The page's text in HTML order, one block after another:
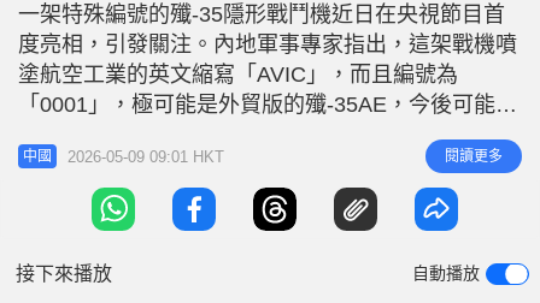
3
8
%
n
-
P
i
c
t
e
一架特殊編號的殲-35隱形戰鬥機近日在央視節目首
度亮相，引發關注。內地軍事專家指出，這架戰機噴
塗航空工業的英文縮寫「AVIC」，而且編號為
「0001」，極可能是外貿版的殲-35AE，今後可能在
國際軍用市場上，成為美國F-35的有力競爭對手。
央廣網引述軍事評論員傅前哨表示，這架特殊的
殲-35跟過去的殲-35A或者殲-35有一定的區別。它的
前起落架支柱比較細，並且是單輪的，應該是空軍版
中國 2026-05-09 09:01 HKT 閱讀更多
接下來播放 自動播放